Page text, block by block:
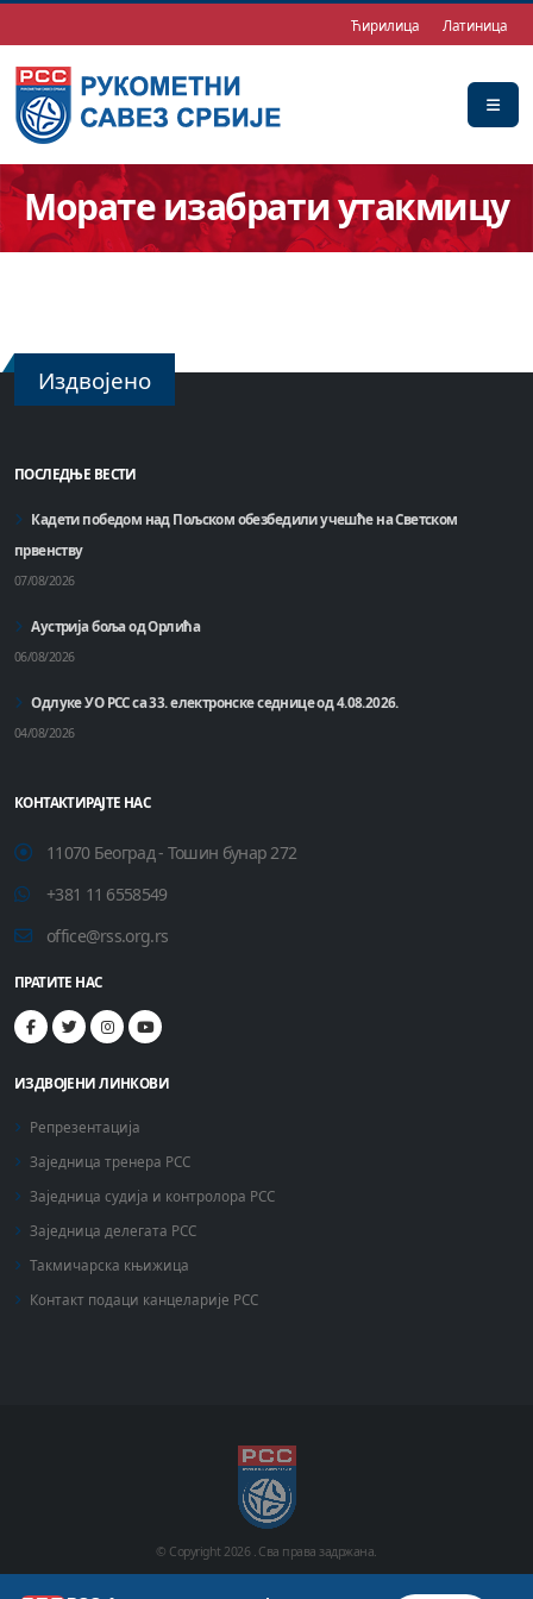
Ћирилица Латиница
Морате изабрати утакмицу
Издвојено
ПОСЛЕДЊЕ ВЕСТИ
Кадети победом над Пољском обезбедили учешће на Светском
првенству
07/08/2026
Аустрија боља од Орлића
06/08/2026
Одлуке УО РСС са 33. електронске седнице од 4.08.2026.
04/08/2026
КОНТАКТИРАЈТЕ НАС
11070 Београд - Тошин бунар 272
+381 11 6558549
office@rss.org.rs
ПРАТИТЕ НАС
ИЗДВОЈЕНИ ЛИНКОВИ
Репрезентација
Заједница тренера РСС
Заједница судија и контролора РСС
Заједница делегата РСС
Такмичарска књижица
Контакт подаци канцеларије РСС
© Copyright2026 . Сва права задржана.